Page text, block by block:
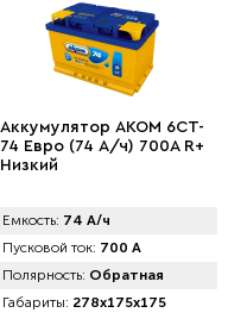
Аккумулятор AКОМ 6CT-
74 Евро (74 А/ч) 700А R+
Низкий
Емкость: 74 А/ч
Пусковой ток: 700 А
Полярность: Обратная
Габариты: 278x175x175